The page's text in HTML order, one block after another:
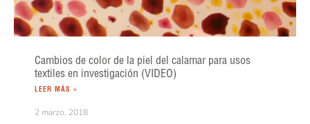
Cambios de color de la piel del calamar para usos
textiles en investigación (VIDEO)
LEER MÁS »
2 marzo, 2018